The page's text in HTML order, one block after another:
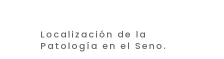
Localización de la
Patología en el Seno.